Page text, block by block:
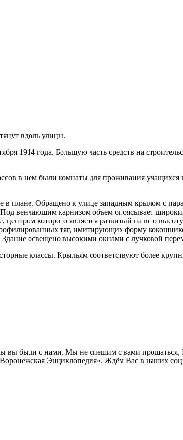
вдоль улицы.
1914 года. Большую часть средств на
в нем были комнаты для проживания учащихся
в плане. Обращено к улице западным крылом с
венчающим карнизом объем опоясывает
которого является развитый на всю
тяг, имитирующих форму
Здание освещено высокими окнами с лучковой
классы. Крыльям соответствуют более
вы были с нами. Мы не спешим с вами
Энциклопедия». Ждём Вас в наших